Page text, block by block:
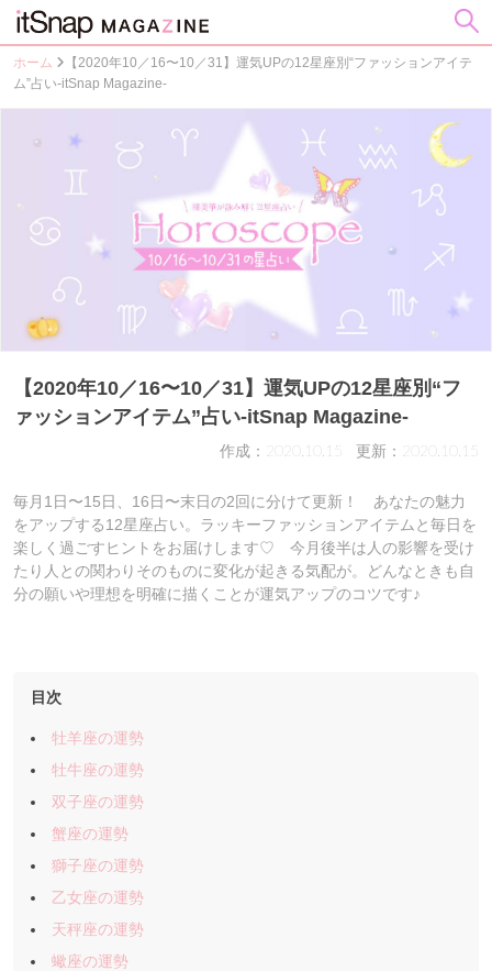
ホーム
【2020年10／16〜10／31】運気UPの12星座別“ファッションアイテ
ム”占い-itSnap Magazine-
【2020年10／16〜10／31】運気UPの12星座別“フ
ァッションアイテム”占い-itSnap Magazine-
作成：2020.10.15 更新：2020.10.15
毎月1日〜15日、16日〜末日の2回に分けて更新！ あなたの魅力
をアップする12星座占い。ラッキーファッションアイテムと毎日を
楽しく過ごすヒントをお届けします♡ 今月後半は人の影響を受け
たり人との関わりそのものに変化が起きる気配が。どんなときも自
分の願いや理想を明確に描くことが運気アップのコツです♪
目次
牡羊座の運勢
牡牛座の運勢
双子座の運勢
蟹座の運勢
獅子座の運勢
乙女座の運勢
天秤座の運勢
蠍座の運勢